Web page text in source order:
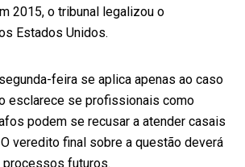
2015, o tribunal legalizou o
Estados Unidos.
feira se aplica apenas ao caso
esclarece se profissionais como
podem se recusar a atender casais
veredito final sobre a questão deverá
processos futuros.